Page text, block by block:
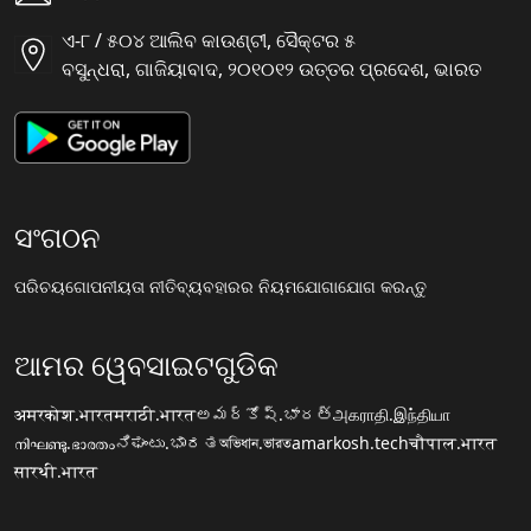
ଏ-୮ / ୫୦୪ ଆଲିବ କାଉଣ୍ଟୀ, ସୈକ୍ଟର ୫
ବସୁନ୍ଧରା, ଗାଜିୟାବାଦ, ୨୦୧୦୧୨ ଉତ୍ତର ପ୍ରଦେଶ, ଭାରତ
ସଂଗଠନ
ପରିଚୟଗୋପନୀୟତା ନୀତିବ୍ୟବହାରର ନିୟମଯୋଗାଯୋଗ କରନ୍ତୁ
ଆମର ୱେବସାଇଟଗୁଡିକ
अमरकोश.भारतमराठी.भारतఅమర్కోష్.భారత్அகராதி.இந்தியா
നിഘണ്ടു.ഭാരതംನಿಘಂಟು.ಭಾರತঅভিধান.ভারতamarkosh.techचौपाल.भारत
सारथी.भारत